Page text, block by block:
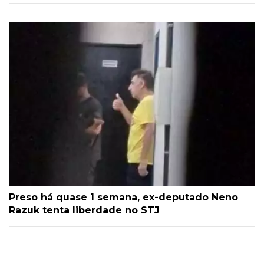
Preso há quase 1 semana, ex-deputado Neno
Razuk tenta liberdade no STJ